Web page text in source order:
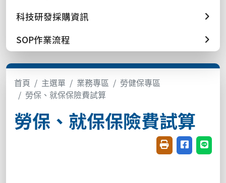
科技研發採購資訊
SOP作業流程
首頁 主選單 業務專區
勞健保專區
勞保、就保保險費試算
勞保、就保保險費試算
友善列印(開新視
分享至臉書
分享